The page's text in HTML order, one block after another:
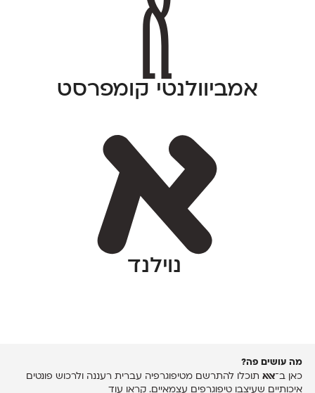
אמביוולנטי קומפרסט
נוילנד
מה עושים פה?
כאן ב־אאאתוכלו להתרשם מטיפוגרפיה עברית רעננה ולרכוש פונטים
איכותיים שעיצבו טיפוגרפים עצמאיים. קראו עוד